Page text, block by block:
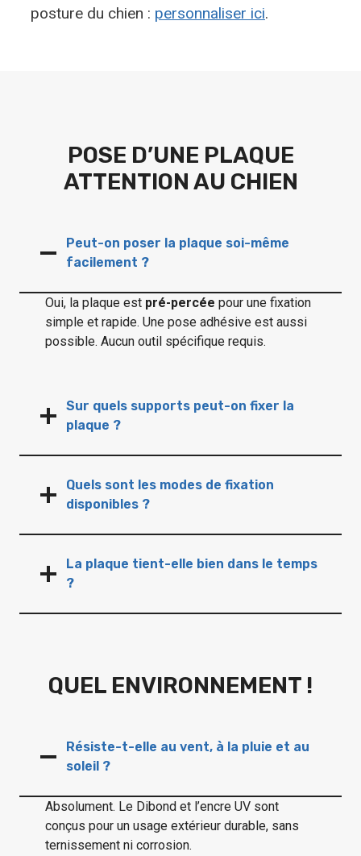
posture du chien : personnaliser ici.
POSE D’UNE PLAQUE
ATTENTION AU CHIEN
Peut-on poser la plaque soi-même
facilement ?
Oui, la plaque est pré-percée pour une fixation
simple et rapide. Une pose adhésive est aussi
possible. Aucun outil spécifique requis.
Sur quels supports peut-on fixer la
plaque ?
Quels sont les modes de fixation
disponibles ?
La plaque tient-elle bien dans le temps
?
QUEL ENVIRONNEMENT !
Résiste-t-elle au vent, à la pluie et au
soleil ?
Absolument. Le Dibond et l’encre UV sont
conçus pour un usage extérieur durable, sans
ternissement ni corrosion.